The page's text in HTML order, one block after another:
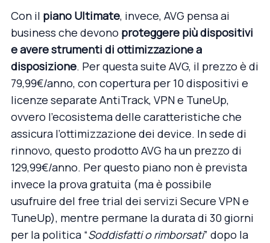
Con il piano Ultimate, invece, AVG pensa ai
business che devono proteggere più dispositivi
e avere strumenti di ottimizzazione a
disposizione. Per questa suite AVG, il prezzo è di
79,99€/anno, con copertura per 10 dispositivi e
licenze separate AntiTrack, VPN e TuneUp,
ovvero l’ecosistema delle caratteristiche che
assicura l’ottimizzazione dei device. In sede di
rinnovo, questo prodotto AVG ha un prezzo di
129,99€/anno. Per questo piano non è prevista
invece la prova gratuita (ma è possibile
usufruire del free trial dei servizi Secure VPN e
TuneUp), mentre permane la durata di 30 giorni
per la politica “Soddisfatti o rimborsati” dopo la